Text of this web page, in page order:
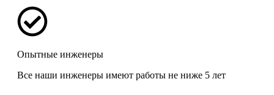
Опытные инженеры
Все наши инженеры имеют работы не ниже 5 лет